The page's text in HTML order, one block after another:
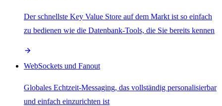
Der schnellste Key Value Store auf dem Markt ist so einfach
zu bedienen wie die Datenbank-Tools, die Sie bereits kennen
WebSockets und Fanout
Globales Echtzeit-Messaging, das vollständig personalisierbar
und einfach einzurichten ist